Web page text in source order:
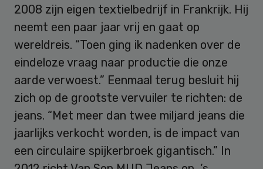
2008 zijn eigen textielbedrijf in Frankrijk. Hij
neemt een paar jaar vrij en gaat op
wereldreis. “Toen ging ik nadenken over de
eindeloze vraag naar productie die onze
aarde verwoest.” Eenmaal terug besluit hij
zich op de grootste vervuiler te richten: de
jeans. “Met meer dan twee miljard jeans die
jaarlijks verkocht worden, is de impact van
een circulaire spijkerbroek gigantisch.” In